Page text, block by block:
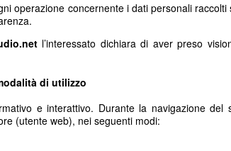
operazione concernente i dati personali
l’interessato dichiara di aver preso
di utilizzo
e interattivo. Durante la navigazione del
(utente web), nei seguenti modi: